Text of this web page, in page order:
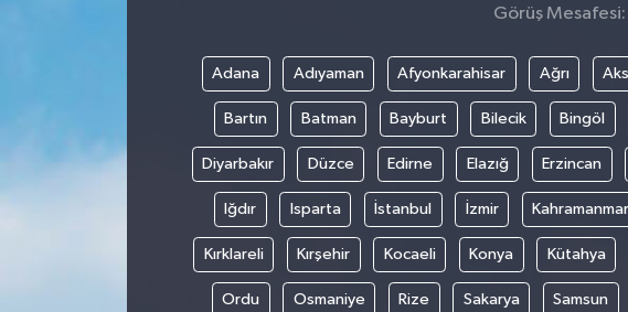
Görüş Mesafesi:
Adana Adıyaman Afyonkarahisar Ağrı
Bartın Batman Bayburt Bilecik Bingöl
Diyarbakır Düzce Edirne Elazığ Erzincan
Iğdır Isparta İstanbul İzmir
Kırklareli Kırşehir Kocaeli Konya Kütahya
Ordu Osmaniye Rize Sakarya Samsun